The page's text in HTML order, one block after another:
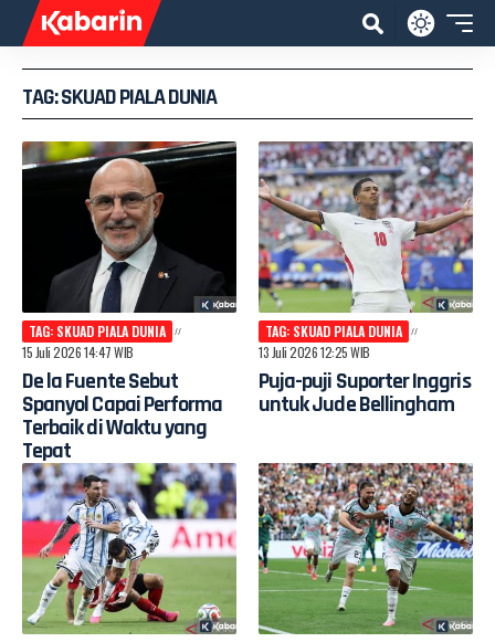
TAG: SKUAD PIALA DUNIA
TAG: SKUAD PIALA DUNIA
15 Juli 2026 14:47 WIB
De la Fuente Sebut
Spanyol Capai Performa
Terbaik di Waktu yang
Tepat
TAG: SKUAD PIALA DUNIA
13 Juli 2026 12:25 WIB
Puja-puji Suporter Inggris
untuk Jude Bellingham